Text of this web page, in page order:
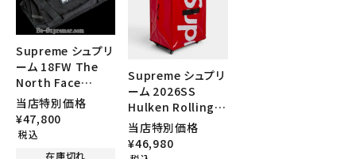
Supreme シュプリ
ーム 18FW The
North Face
Expedition
Waist bag ノース
フェイスエクスペデ
当店特別価格
¥47,800
税込
在庫切れ
Supreme シュプリ
ーム 2026SS
Hulken Rolling
Tote Bag ハルケ
ン ローリングトート
バッグ レッド
当店特別価格
¥46,980